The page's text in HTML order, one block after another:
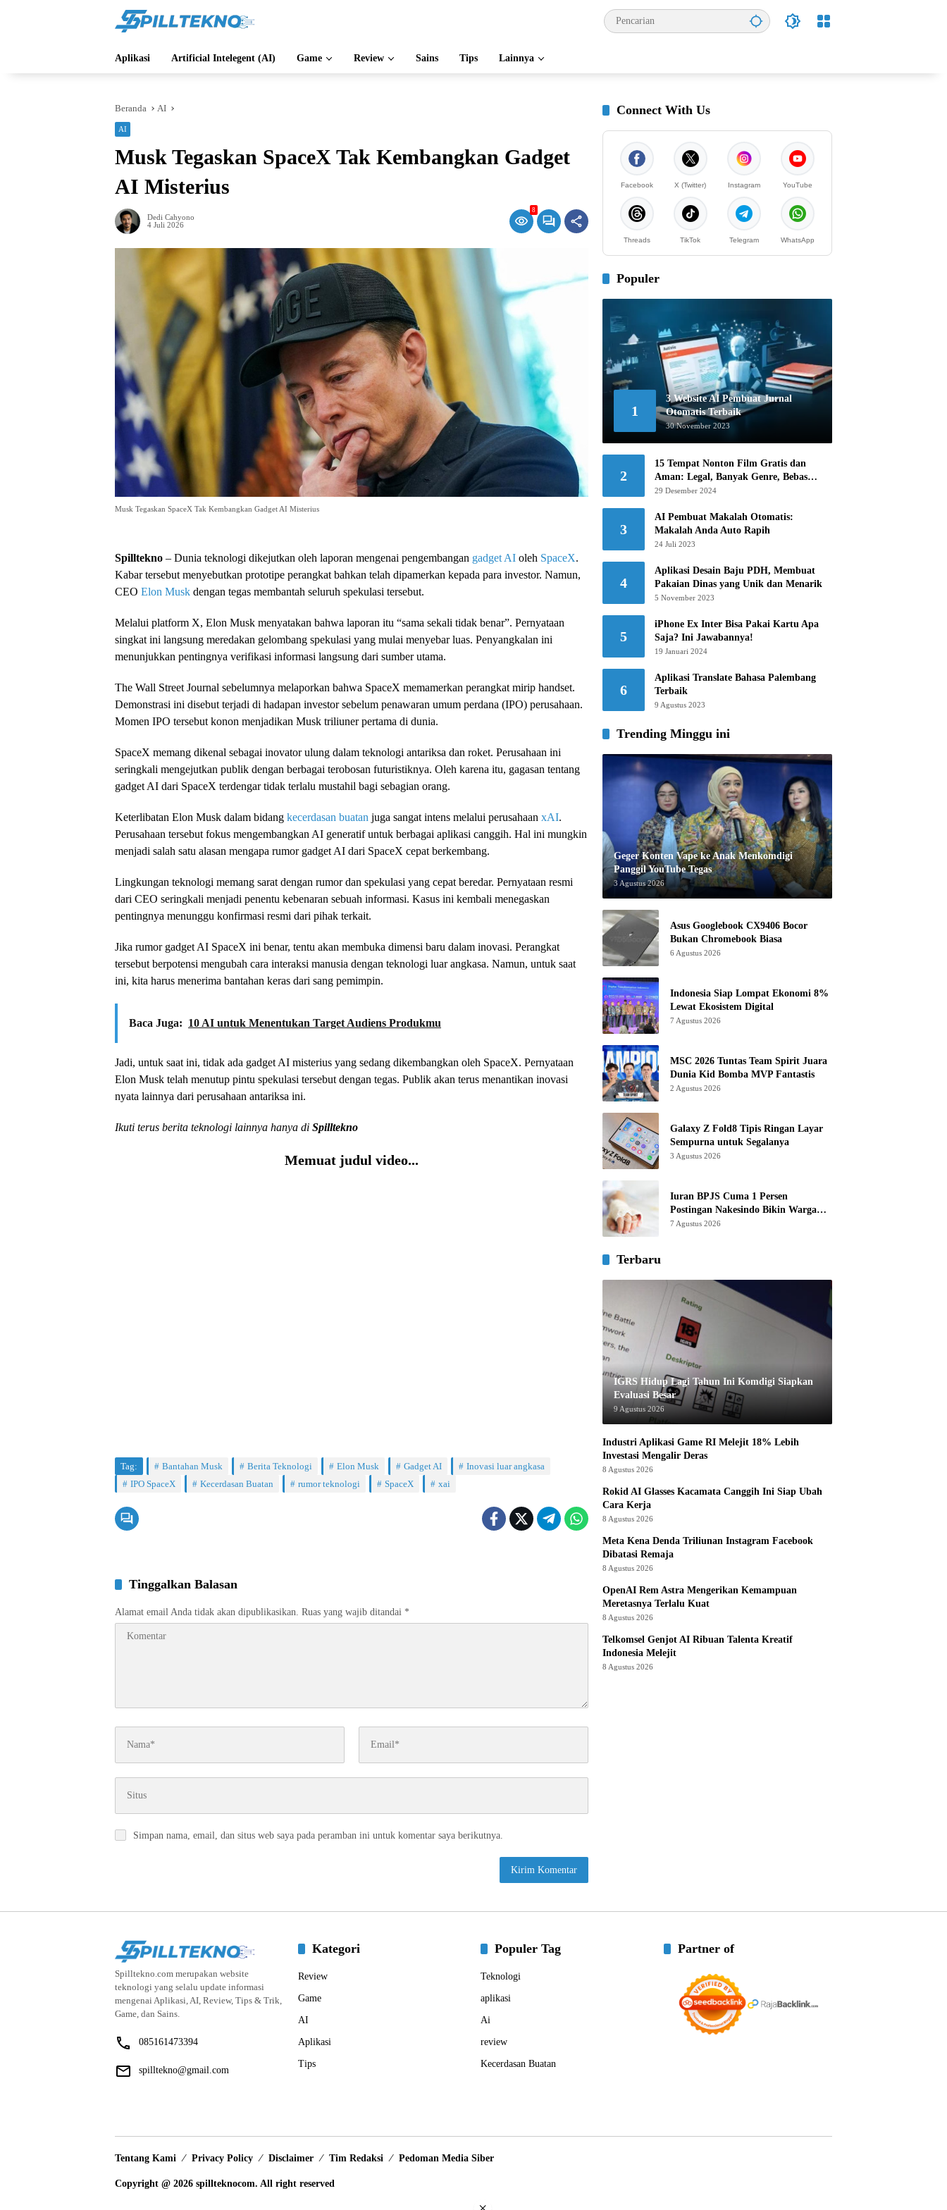
Aplikasi Artificial Intelegent (AI) Game Review Sains Tips Lainnya
Beranda AI
AI
Musk Tegaskan SpaceX Tak Kembangkan Gadget
AI Misterius
Dedi Cahyono
4 Juli 2026
8
Musk Tegaskan SpaceX Tak Kembangkan Gadget AI Misterius
Spilltekno – Dunia teknologi dikejutkan oleh laporan mengenai pengembangan gadget AI oleh SpaceX.
Kabar tersebut menyebutkan prototipe perangkat bahkan telah dipamerkan kepada para investor. Namun,
CEO Elon Musk dengan tegas membantah seluruh spekulasi tersebut.
Melalui platform X, Elon Musk menyatakan bahwa laporan itu “sama sekali tidak benar”. Pernyataan
singkat ini langsung meredakan gelombang spekulasi yang mulai menyebar luas. Penyangkalan ini
menunjukkan pentingnya verifikasi informasi langsung dari sumber utama.
The Wall Street Journal sebelumnya melaporkan bahwa SpaceX memamerkan perangkat mirip handset.
Demonstrasi ini disebut terjadi di hadapan investor sebelum penawaran umum perdana (IPO) perusahaan.
Momen IPO tersebut konon menjadikan Musk triliuner pertama di dunia.
SpaceX memang dikenal sebagai inovator ulung dalam teknologi antariksa dan roket. Perusahaan ini
seringkali mengejutkan publik dengan berbagai terobosan futuristiknya. Oleh karena itu, gagasan tentang
gadget AI dari SpaceX terdengar tidak terlalu mustahil bagi sebagian orang.
Keterlibatan Elon Musk dalam bidang kecerdasan buatan juga sangat intens melalui perusahaan xAI.
Perusahaan tersebut fokus mengembangkan AI generatif untuk berbagai aplikasi canggih. Hal ini mungkin
menjadi salah satu alasan mengapa rumor gadget AI dari SpaceX cepat berkembang.
Lingkungan teknologi memang sarat dengan rumor dan spekulasi yang cepat beredar. Pernyataan resmi
dari CEO seringkali menjadi penentu kebenaran sebuah informasi. Kasus ini kembali menegaskan
pentingnya menunggu konfirmasi resmi dari pihak terkait.
Jika rumor gadget AI SpaceX ini benar, tentu akan membuka dimensi baru dalam inovasi. Perangkat
tersebut berpotensi mengubah cara interaksi manusia dengan teknologi luar angkasa. Namun, untuk saat
ini, kita harus menerima bantahan keras dari sang pemimpin.
Baca Juga: 10 AI untuk Menentukan Target Audiens Produkmu
Jadi, untuk saat ini, tidak ada gadget AI misterius yang sedang dikembangkan oleh SpaceX. Pernyataan
Elon Musk telah menutup pintu spekulasi tersebut dengan tegas. Publik akan terus menantikan inovasi
nyata lainnya dari perusahaan antariksa ini.
Ikuti terus berita teknologi lainnya hanya di Spilltekno
Memuat judul video...
Tag: Bantahan Musk Berita Teknologi Elon Musk Gadget AI
Inovasi luar angkasa
IPO SpaceX
Kecerdasan Buatan rumor teknologi SpaceX xai
Tinggalkan Balasan
Alamat email Anda tidak akan dipublikasikan. Ruas yang wajib ditandai *
Simpan nama, email, dan situs web saya pada peramban ini untuk komentar saya berikutnya.
Connect With Us
Facebook X (Twitter) Instagram YouTube
Threads TikTok Telegram WhatsApp
Populer
1
3 Website AI Pembuat Jurnal
Otomatis Terbaik
30 November 2023
2
15 Tempat Nonton Film Gratis dan
Aman: Legal, Banyak Genre, Bebas
Khawatir!
29 Desember 2024
3
AI Pembuat Makalah Otomatis:
Makalah Anda Auto Rapih
24 Juli 2023
4
Aplikasi Desain Baju PDH, Membuat
Pakaian Dinas yang Unik dan Menarik
5 November 2023
5
iPhone Ex Inter Bisa Pakai Kartu Apa
Saja? Ini Jawabannya!
19 Januari 2024
6
Aplikasi Translate Bahasa Palembang
Terbaik
9 Agustus 2023
Trending Minggu ini
Geger Konten Vape ke Anak Menkomdigi
Panggil YouTube Tegas
3 Agustus 2026
Asus Googlebook CX9406 Bocor
Bukan Chromebook Biasa
6 Agustus 2026
Indonesia Siap Lompat Ekonomi 8%
Lewat Ekosistem Digital
7 Agustus 2026
MSC 2026 Tuntas Team Spirit Juara
Dunia Kid Bomba MVP Fantastis
2 Agustus 2026
Galaxy Z Fold8 Tipis Ringan Layar
Sempurna untuk Segalanya
3 Agustus 2026
Iuran BPJS Cuma 1 Persen
Postingan Nakesindo Bikin Warganet
Murka
7 Agustus 2026
Terbaru
IGRS Hidup Lagi Tahun Ini Komdigi Siapkan
Evaluasi Besar
9 Agustus 2026
Industri Aplikasi Game RI Melejit 18% Lebih
Investasi Mengalir Deras
8 Agustus 2026
Rokid AI Glasses Kacamata Canggih Ini Siap Ubah
Cara Kerja
8 Agustus 2026
Meta Kena Denda Triliunan Instagram Facebook
Dibatasi Remaja
8 Agustus 2026
OpenAI Rem Astra Mengerikan Kemampuan
Meretasnya Terlalu Kuat
8 Agustus 2026
Telkomsel Genjot AI Ribuan Talenta Kreatif
Indonesia Melejit
8 Agustus 2026
Spilltekno.com merupakan website
teknologi yang selalu update informasi
mengenai Aplikasi, AI, Review, Tips & Trik,
Game, dan Sains.
085161473394
spilltekno@gmail.com
Kategori
Review
Game
AI
Aplikasi
Tips
Populer Tag
Teknologi
aplikasi
Ai
review
Kecerdasan Buatan
Partner of
Tentang Kami Privacy Policy Disclaimer Tim Redaksi Pedoman Media Siber
Copyright @ 2026 spillteknocom. All right reserved